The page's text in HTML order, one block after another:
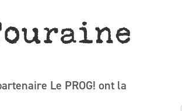
Le PROG! ont la